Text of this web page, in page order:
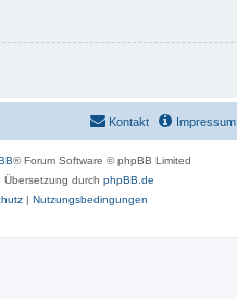
Impressum
Kontakt
® Forum Software © phpBB Limited
Übersetzung durch phpBB.de
| Nutzungsbedingungen